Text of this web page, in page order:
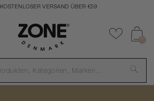
KOSTENLOSER VERSAND ÜBER €59
Zu